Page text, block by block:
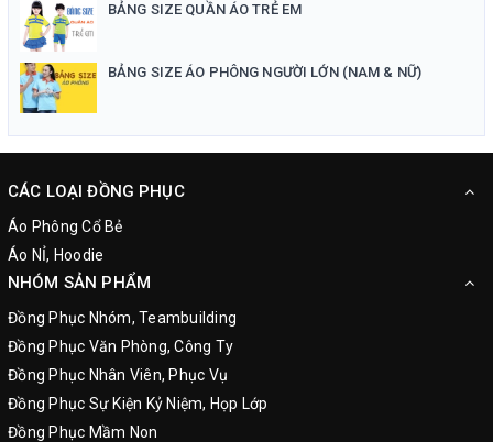
BẢNG SIZE QUẦN ÁO TRẺ EM
BẢNG SIZE ÁO PHÔNG NGƯỜI LỚN (NAM & NỮ)
CÁC LOẠI ĐỒNG PHỤC
Áo Phông Cổ Bẻ
Áo NỈ, Hoodie
NHÓM SẢN PHẨM
Đồng Phục Nhóm, Teambuilding
Đồng Phục Văn Phòng, Công Ty
Đồng Phục Nhân Viên, Phục Vụ
Đồng Phục Sự Kiện Kỷ Niệm, Họp Lớp
Đồng Phục Mầm Non